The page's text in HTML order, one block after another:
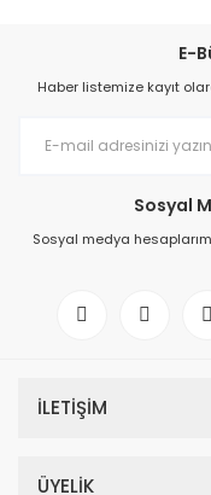
E-
Haber listemize kayıt
Sosyal
Sosyal medya
İLETİŞİM
ÜYELİK